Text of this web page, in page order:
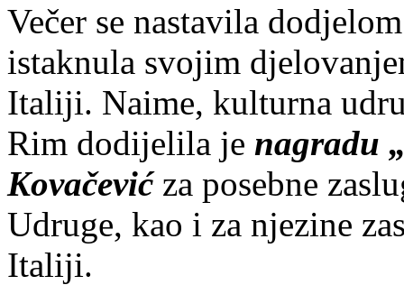
Večer se nastavila
istaknula svojim
Italiji. Naime, kulturna
Rim dodijelila je nagradu
Kovačevićza posebne
Udruge, kao i za njezine
Italiji.